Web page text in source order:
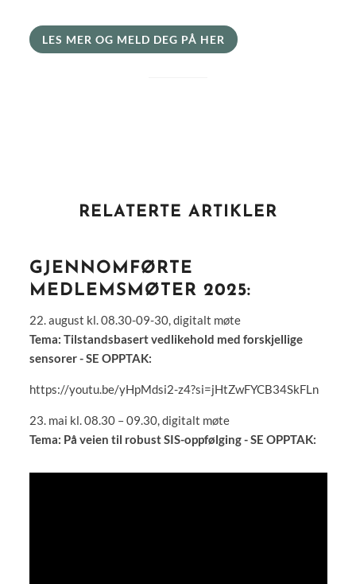
LES MER OG MELD DEG PÅ HER
RELATERTE ARTIKLER
GJENNOMFØRTE
MEDLEMSMØTER 2025:
22. august kl. 08.30-09-30, digitalt møte
Tema: Tilstandsbasert vedlikehold med forskjellige
sensorer - SE OPPTAK:
https://youtu.be/yHpMdsi2-z4?si=jHtZwFYCB34SkFLn
23. mai kl. 08.30 – 09.30, digitalt møte
Tema: På veien til robust SIS-oppfølging - SE OPPTAK: